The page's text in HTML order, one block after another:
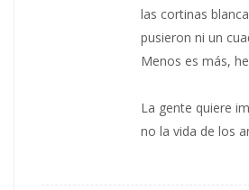
las cortinas
pusieron ni un
Menos es más,
La gente quiere
no la vida de los